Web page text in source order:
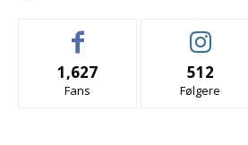
1,627
Fans
512
Følgere